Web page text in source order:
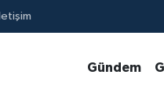
İletişim
Gündem